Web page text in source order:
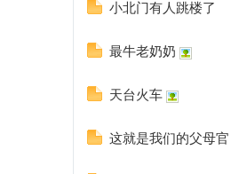
小北门有人跳楼了
最牛老奶奶
天台火车
这就是我们的父母官